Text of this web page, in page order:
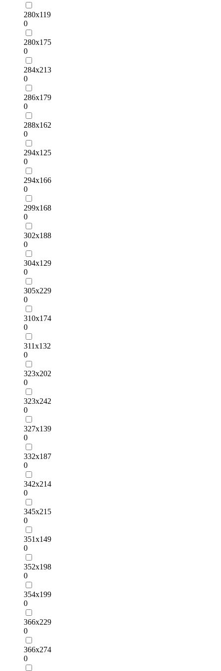
280х119
0
280х175
0
284х213
0
286х179
0
288х162
0
294х125
0
294х166
0
299х168
0
302х188
0
304х129
0
305х229
0
310х174
0
311х132
0
323х202
0
323х242
0
327х139
0
332х187
0
342х214
0
345х215
0
351х149
0
352х198
0
354х199
0
366х229
0
366х274
0